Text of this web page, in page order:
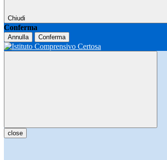
Chiudi
Conferma
Annulla Conferma
close